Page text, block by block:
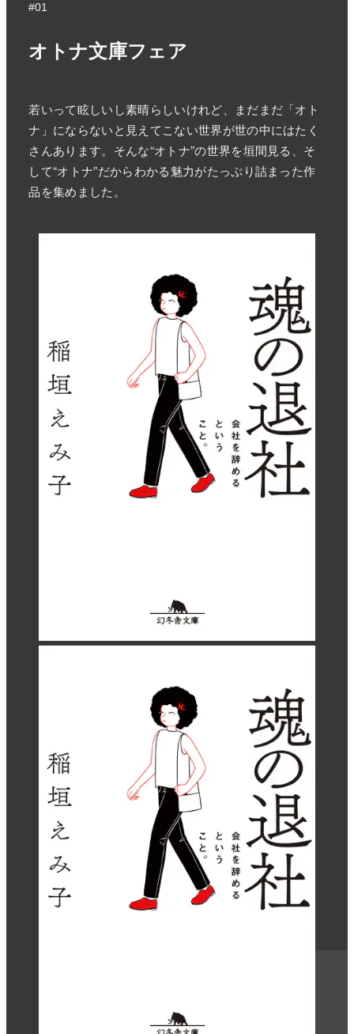
#01
オトナ文庫フェア
若いって眩しいし素晴らしいけれど、まだまだ「オト
ナ」にならないと見えてこない世界が世の中にはたく
さんあります。そんな“オトナ”の世界を垣間見る、そ
して“オトナ”だからわかる魅力がたっぷり詰まった作
品を集めました。